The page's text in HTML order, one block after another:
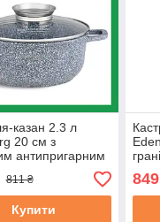
казан 2.3 л
20 см з
антипригарним
з литого
(EB-3976)
811 ₴
Купити
849